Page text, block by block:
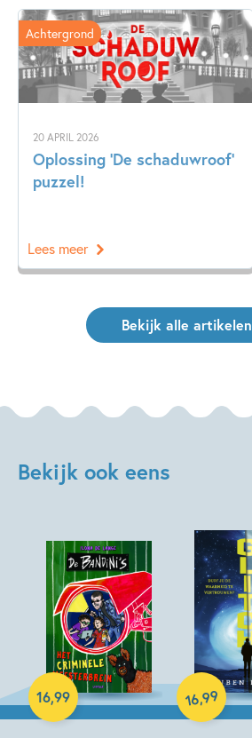
20 APRIL 2026
Oplossing ‘De schaduwroof’
puzzel!
Achtergrond
Lees meer
Bekijk alle artikelen
Bekijk ook eens
16,99
Hardcover 16,99
Paperback